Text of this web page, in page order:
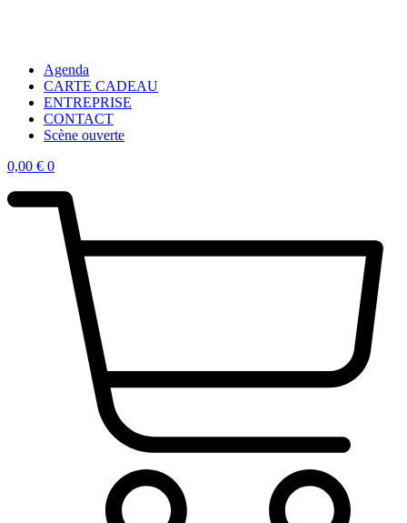
Agenda
CARTE CADEAU
ENTREPRISE
CONTACT
Scène ouverte
0,00 € 0